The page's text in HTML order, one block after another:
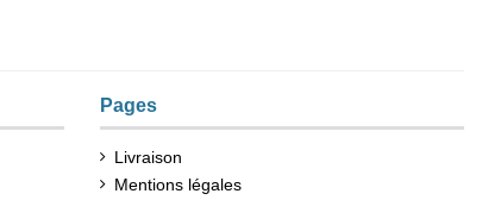
Pages
Livraison
Mentions légales